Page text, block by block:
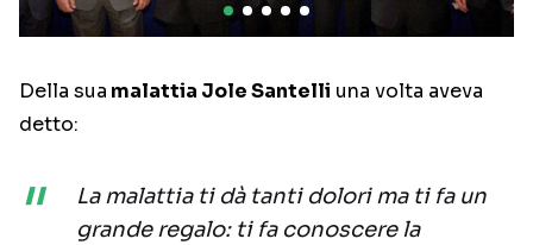
Della sua malattia Jole Santelli una volta aveva
detto:
La malattia ti dà tanti dolori ma ti fa un
grande regalo: ti fa conoscere la